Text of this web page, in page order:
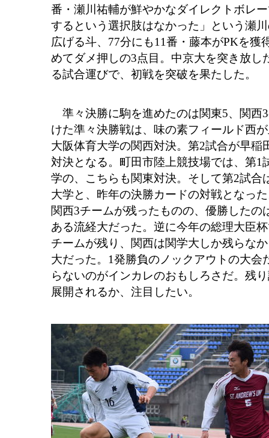
番・瀬川祐輔が鮮やかなダイレクトボレ
するという選択肢はなかった」という瀬
広げる斗、77分にも11番・藤本がPKを獲
めてダメ押しの3点目。中京大を突き放し
る試合運びで、初戦を突破を果たした。
準々決勝に駒を進めたのは関東5、関西
けた準々決勝戦は、味の素フィールド西
大阪体育大学の関西対決。第2試合が早稲
対決となる。町田市陸上競技場では、第1
学の、こちらも関東対決。そして第2試合
大学と、昨年の決勝カードの対戦となっ
関西3チームが残ったものの、優勝したの
ある流経大だった。逆に今年の総理大臣
チームが残り、関西は関学大しか残らな
大だった。1発勝負のノックアウトの大会
らないのがインカレのおもしろさだ。残
展開されるか、注目したい。